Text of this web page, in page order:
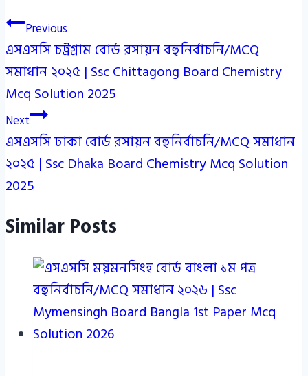
Post
navigation
Previous
এসএসসি চট্রগ্রাম বোর্ড রসায়ন বহুনির্বাচনি/MCQ
সমাধান ২০২৫ | Ssc Chittagong Board Chemistry
Mcq Solution 2025
Next
এসএসসি ঢাকা বোর্ড রসায়ন বহুনির্বাচনি/MCQ সমাধান
২০২৫ | Ssc Dhaka Board Chemistry Mcq Solution
2025
Similar Posts